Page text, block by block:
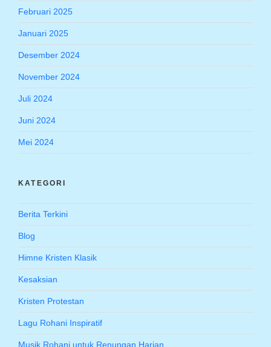
Februari 2025
Januari 2025
Desember 2024
November 2024
Juli 2024
Juni 2024
Mei 2024
KATEGORI
Berita Terkini
Blog
Himne Kristen Klasik
Kesaksian
Kristen Protestan
Lagu Rohani Inspiratif
Musik Rohani untuk Renungan Harian